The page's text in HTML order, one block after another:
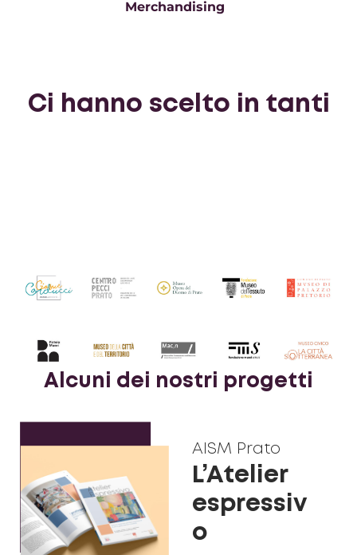
Merchandising
Ci hanno scelto in tanti
Alcuni dei nostri progetti
AISM Prato
L’Atelier
espressiv
o